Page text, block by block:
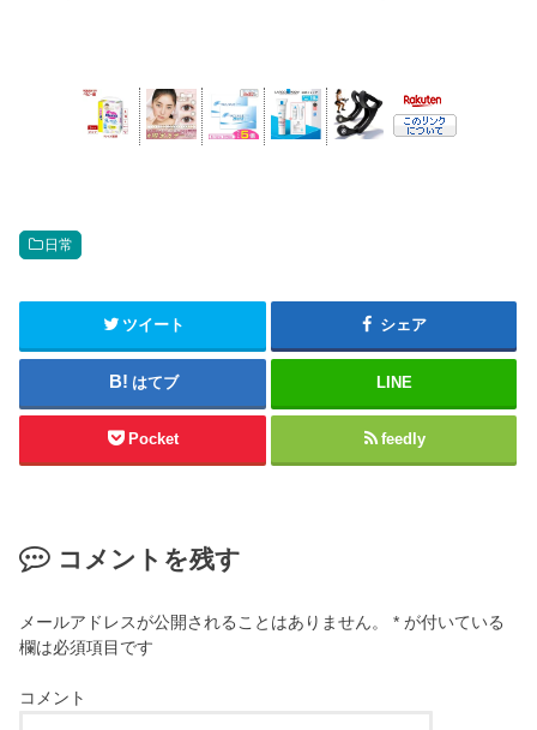
日常
ツイート シェア
はてブ LINE
Pocket feedly
コメントを残す
メールアドレスが公開されることはありません。 * が付いている
欄は必須項目です
コメント